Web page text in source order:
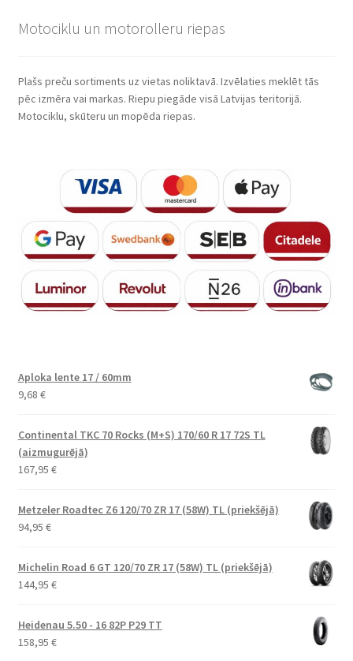
Motociklu un motorolleru riepas
Plašs preču sortiments uz vietas noliktavā. Izvēlaties meklēt tās
pēc izmēra vai markas. Riepu piegāde visā Latvijas teritorijā.
Motociklu, skūteru un mopēda riepas.
Aploka lente 17 / 60mm
9,68 €
Continental TKC 70 Rocks (M+S) 170/60 R 17 72S TL
(aizmugurējā)
167,95 €
Metzeler Roadtec Z6 120/70 ZR 17 (58W) TL (priekšējā)
94,95 €
Michelin Road 6 GT 120/70 ZR 17 (58W) TL (priekšējā)
144,95 €
Heidenau 5.50 - 16 82P P29 TT
158,95 €